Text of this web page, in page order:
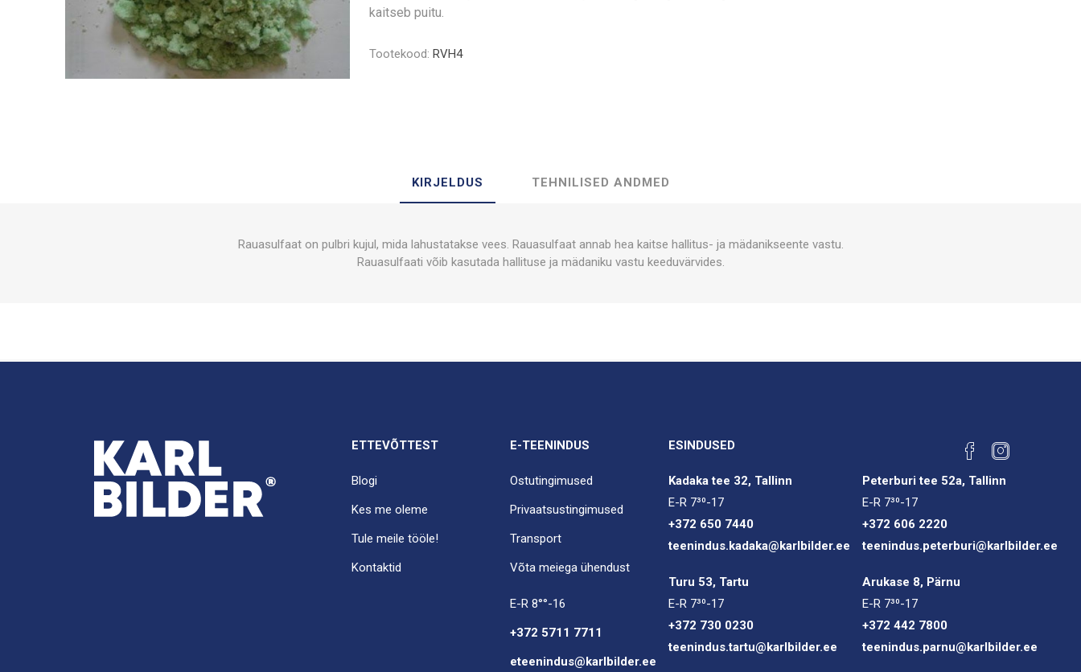
kaitseb puitu.
Tootekood: RVH4
KIRJELDUS TEHNILISED ANDMED
Rauasulfaat on pulbri kujul, mida lahustatakse vees. Rauasulfaat annab hea kaitse hallitus- ja mädanikseente vastu.
Rauasulfaati võib kasutada hallituse ja mädaniku vastu keeduvärvides.
ETTEVÕTTEST
Blogi
Kes me oleme
Tule meile tööle!
Kontaktid
E-TEENINDUS
Ostutingimused
Privaatsustingimused
Transport
Võta meiega ühendust
E-R 8°°-16
+372 5711 7711
eteenindus@karlbilder.ee
ESINDUSED
Kadaka tee 32, Tallinn
E-R 7³⁰-17
+372 650 7440
teenindus.kadaka@karlbilder.ee
Peterburi tee 52a, Tallinn
E-R 7³⁰-17
+372 606 2220
teenindus.peterburi@karlbilder.ee
Turu 53, Tartu
E-R 7³⁰-17
+372 730 0230
teenindus.tartu@karlbilder.ee
Arukase 8, Pärnu
E-R 7³⁰-17
+372 442 7800
teenindus.parnu@karlbilder.ee